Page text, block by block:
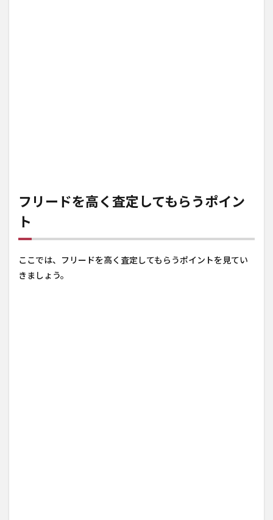
フリードを高く査定してもらうポイン
ト
ここでは、フリードを高く査定してもらうポイントを見てい
きましょう。